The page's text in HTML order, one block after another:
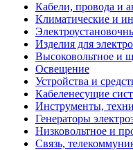
Кабели, провода и
Климатические и
Изделия для
Высоковольтное и
Освещение
Устройства и
Кабеленесущие
Инструменты,
Генераторы
Низковольтное и
Связь,